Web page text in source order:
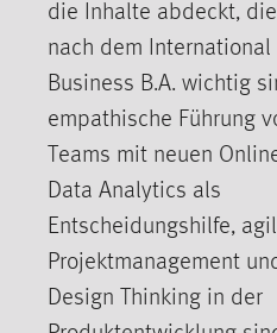
die Inhalte abdeckt,
nach dem International
Business B.A. wichtig
empathische Führung
Teams mit neuen
Data Analytics als
Entscheidungshilfe,
Projektmanagement
Design Thinking in der
Login
Name:
Zweck:
einloggen zu können.
Cookie Laufzeit:
24 Stunden